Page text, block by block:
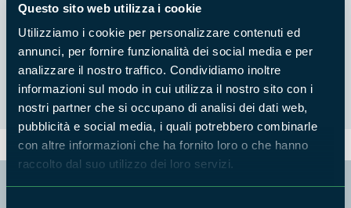
Questo sito web utilizza i cookie
Utilizziamo i cookie per personalizzare contenuti ed
annunci, per fornire funzionalità dei social media e per
analizzare il nostro traffico. Condividiamo inoltre
informazioni sul modo in cui utilizza il nostro sito con i
nostri partner che si occupano di analisi dei dati web,
pubblicità e social media, i quali potrebbero combinarle
con altre informazioni che ha fornito loro o che hanno
raccolto dal suo utilizzo dei loro servizi.
30 MAR 2022 - PARCO APPIA ANTICA
Appia Antica - Atto istitutivo ed eventuali
successive modifiche ed integrazioni